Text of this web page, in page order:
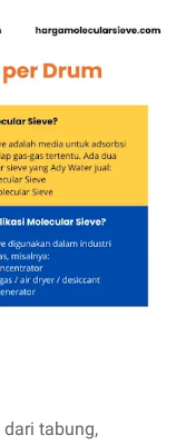
tabung,